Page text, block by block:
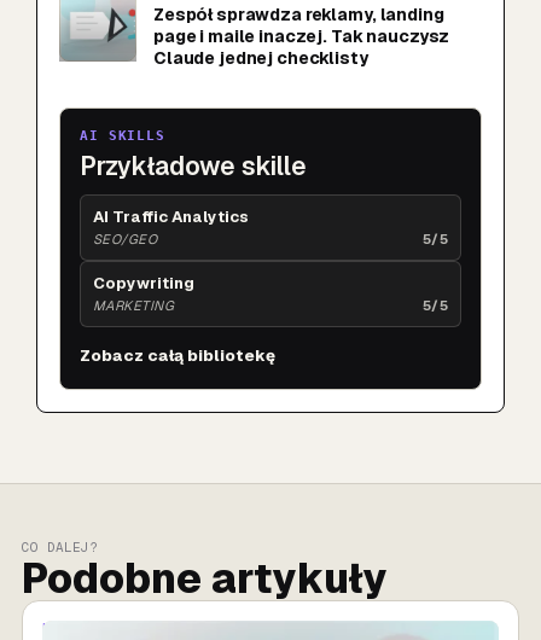
Zespół sprawdza reklamy, landing
page i maile inaczej. Tak nauczysz
Claude jednej checklisty
AI SKILLS
Przykładowe skille
AI Traffic Analytics
SEO/GEO 5/5
Copywriting
MARKETING 5/5
Zobacz całą bibliotekę
CO DALEJ?
Podobne artykuły
MARKETING AI